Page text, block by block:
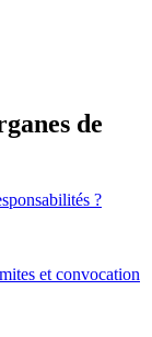
de
?
et convocation